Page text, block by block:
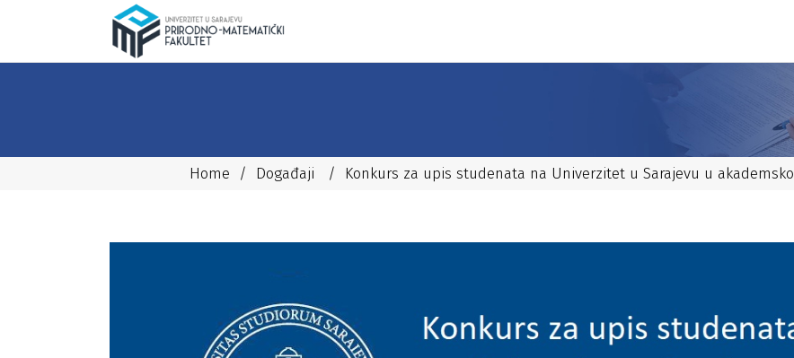
Home / Događaji / Konkurs za upis studenata na Univerzitet u Sarajevu u